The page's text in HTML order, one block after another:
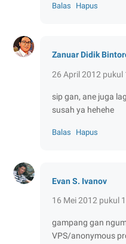
Balas Hapus
Zanuar Didik
26 April 2012 pukul
sip gan, ane juga
susah ya hehehe
Balas Hapus
Evan S. Ivanov
16 Mei 2012 pukul
gampang gan
VPS/anonymous